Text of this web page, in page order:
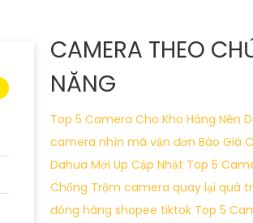
CAMERA THEO
NĂNG
Top 5 Camera Cho Kho Hàng Nên
camera nhìn mã vận đơn Báo Giá
Dahua Mới Up Cập Nhật Top 5
Chống Trộm camera quay lại quá
đóng hàng shopee tiktok Top 5